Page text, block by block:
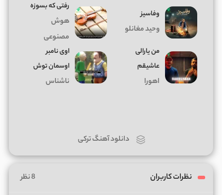
وفاسیز
وحید مغانلو
رفتی که بسوزه
هوش
مصنوعی
من یارالی
عاشیقم
اهورا
اوی نامبر
اوسمان توش
ناشناس
دانلود آهنگ ترکی
نظرات کاربران 8 نظر